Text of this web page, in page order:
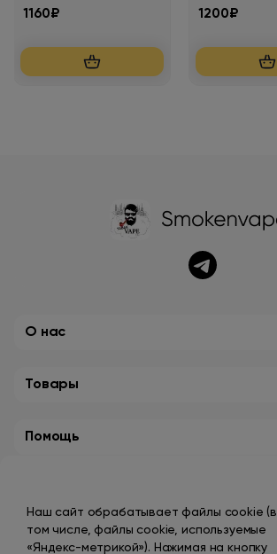
Наш сайт обрабатывает файлы cookie (в
том числе, файлы cookie, используемые
«Яндекс-метрикой»). Нажимая на кнопку
1160₽ 1200₽
О нас
Товары
Помощь
+7 (495) 149-10-99
promo@smokenvape.su